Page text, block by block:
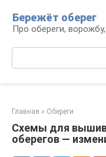
контенту
Бережёт оберег
Про обереги,
Главная » Обереги
Схемы для
оберегов —